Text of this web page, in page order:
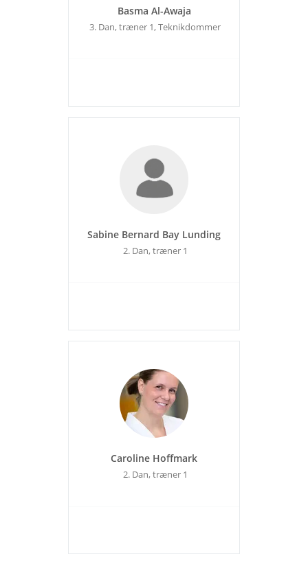
Basma Al-Awaja
3. Dan, træner 1, Teknikdommer
Sabine Bernard Bay Lunding
2. Dan, træner 1
Caroline Hoffmark
2. Dan, træner 1